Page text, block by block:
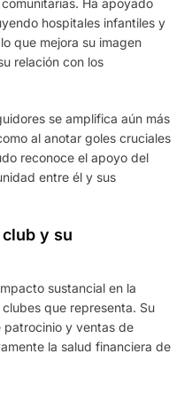
hospitales infantiles y
que mejora su imagen
relación con los
se amplifica aún más
al anotar goles cruciales
reconoce el apoyo del
entre él y sus
y su
sustancial en la
que representa. Su
y ventas de
la salud financiera de